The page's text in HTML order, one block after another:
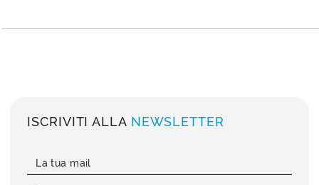
ISCRIVITI ALLA NEWSLETTER